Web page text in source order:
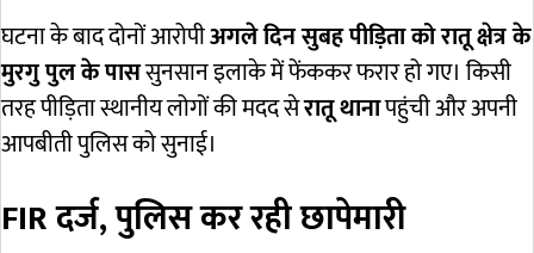
घटना के बाद दोनों आरोपीअगले दिन सुबह पीड़िता को रातू क्षेत्र के
मुरगु पुल के पाससुनसान इलाके में फेंककर फरार हो गए। किसी
तरह पीड़िता स्थानीय लोगों की मदद सेरातू थानापहुंची और अपनी
आपबीती पुलिस को सुनाई।
FIR दर्ज, पुलिस कर रही छापेमारी